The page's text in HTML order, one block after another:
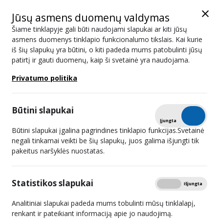
Jūsų asmens duomenų valdymas
Šiame tinklapyje gali būti naudojami slapukai ar kiti jūsų
asmens duomenys tinklapio funkcionalumo tikslais. Kai kurie
iš šių slapukų yra būtini, o kiti padeda mums patobulinti jūsų
patirtį ir gauti duomenų, kaip ši svetainė yra naudojama.
Privatumo politika
Būtini slapukai
Tikrinti
Įjungta
Būtini slapukai įgalina pagrindines tinklapio funkcijas.Svetainė
negali tinkamai veikti be šių slapukų, juos galima išjungti tik
pakeitus naršyklės nuostatas.
Statistikos slapukai Rodyti Išjungta
Analitiniai slapukai padeda mums tobulinti mūsų tinklalapį,
renkant ir pateikiant informaciją apie jo naudojimą.
2024 07 31 11:30
Posėdis vyks nuotoliniu būdu.
Dėl sutikimo perleisti UAB “M-1” akcijas;
Dėl sutikimo perleisti UAB “RADIJO STOTIS LALUNA”
akcijas;
Dėl sutikimo perleisti UAB RADIJO STOTIES “ULTRA VIRES”